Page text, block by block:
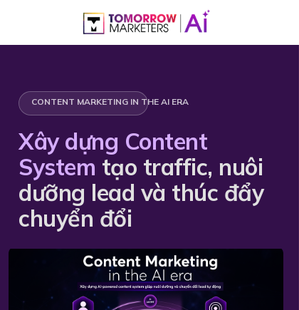
CONTENT MARKETING IN THE AI ERA
Xây dựng Content
System tạo traffic, nuôi
dưỡng lead và thúc đẩy
chuyển đổi